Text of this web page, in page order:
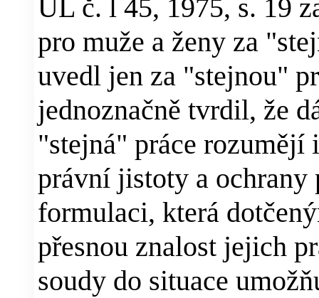
ÚL č. l 45, 1975, s. 19
pro muže a ženy za
uvedl jen za "stejnou"
jednoznačně tvrdil, že
"stejná" práce rozumějí
právní jistoty a ochrany
formulaci, která
přesnou znalost jejich
soudy do situace